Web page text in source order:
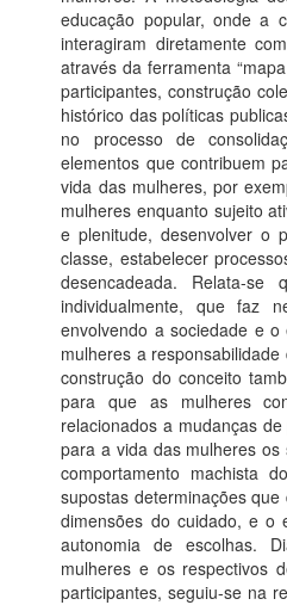
educação popular, onde a
interagiram diretamente
através da ferramenta
participantes, construção
histórico das políticas
no processo de
elementos que contribuem
vida das mulheres, por
mulheres enquanto sujeito
e plenitude, desenvolver o
classe, estabelecer
desencadeada. Relata-
individualmente, que faz
envolvendo a sociedade e
mulheres a
construção do conceito
para que as mulheres
relacionados a mudanças
para a vida das mulheres
comportamento machista
supostas determinações
dimensões do cuidado, e o
autonomia de escolhas.
mulheres e os respectivos
participantes, seguiu-se na